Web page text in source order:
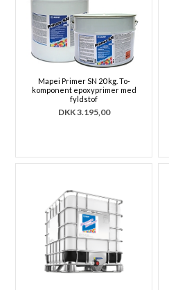
Mapei Primer SN 20 kg. To-
komponent epoxyprimer med
fyldstof
DKK3.195,00